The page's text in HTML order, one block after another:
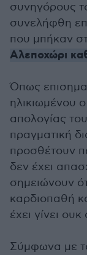
συνηγόρους
συνελήφθη
που μπήκαν
Αλεποχώρι
Όπως
ηλικιωμένου
απολογίας
πραγματική
προσθέτουν
δεν έχει
σημειώνουν
καρδιοπαθή
έχει γίνει
Σύμφωνα με